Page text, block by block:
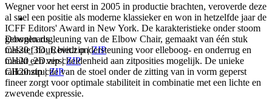
Downloads
CH20_3D_Revit.zip|ZIP
CH20_2D.zip|ZIP
CH20.zip|ZIP
Wegner voor het eerst in 2005 in productie brachten, veroverde deze
al snel een positie als moderne klassieker en won in hetzelfde jaar de
ICFF Editors' Award in New York. De karakteristieke onder stoom
gebogen rugleuning van de Elbow Chair, gemaakt van één stuk
massief hout, biedt ondersteuning voor elleboog- en onderrug en
maakt een verscheidenheid aan zitposities mogelijk. De unieke
railconstructie van de stoel onder de zitting van in vorm geperst
fineer zorgt voor optimale stabiliteit in combinatie met een lichte en
zwevende expressie.